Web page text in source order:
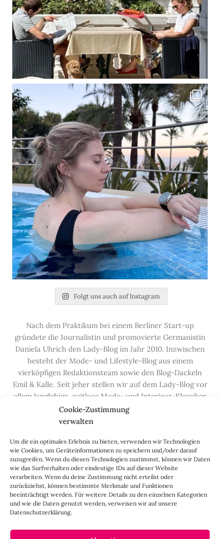
Cookie-Zustimmung
verwalten
Um dir ein optimales Erlebnis zu bieten, verwenden wir Technologien
wie Cookies, um Geräteinformationen zu speichern und/oder darauf
zuzugreifen. Wenn du diesen Technologien zustimmst, können wir Daten
wie das Surfverhalten oder eindeutige IDs auf dieser Website
verarbeiten. Wenn du deine Zustimmung nicht erteilst oder
zurückziehst, können bestimmte Merkmale und Funktionen
beeinträchtigt werden. Für weitere Details zu den einzelnen Kategorien
und wie die Daten genutzt werden, verweisen wir auf unsere
Datenschutzerklärung.
Folgt uns auch auf Instagram
Nach dem Praktikum bei einem Berliner Start-up
gründete die Journalistin und promovierte Germanistin
Daniela Uhrich den Lady-Blog im Jahr 2010. Inzwischen
besteht der Mode- und Lifestyle-Blog aus einem
vierköpfigen Redaktionsteam sowie den Blog-Dackeln
Emil & Kalle. Seit jeher stellen wir auf dem Lady-Blog vor
allem langlebige, zeitlose Mode- und Interieur-Klassiker
vor, die hochwertig verarbeitet und unter guten
Bedingungen hergestellt wurden – gerne „Made in
Handwerksberufe und kleine feine Firmen, denen wir
hier auf dem Blog eine Präsentationsfläche bieten, sowie
alle Dinge, die das Leben ein bisschen schöner machen.
Darüber hinaus legen wir großen Wert auf den
Austausch mit Euch, den Leserinnen – über die
Kommentarfunktion, dieLady-Frage, dieLove-List
auch überInstagram